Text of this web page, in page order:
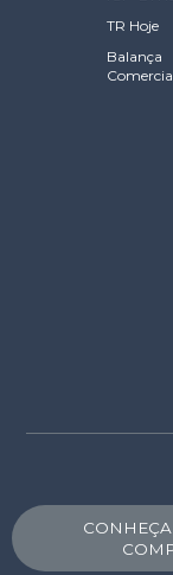
TR Hoje
Balança